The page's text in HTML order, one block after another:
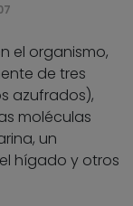
el organismo,
de tres
azufrados),
moléculas
un
hígado y otros